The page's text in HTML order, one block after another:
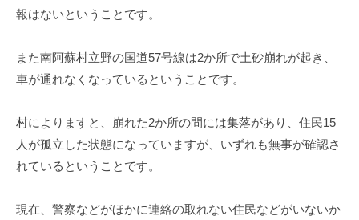
報はないということです。
また南阿蘇村立野の国道57号線は2か所で土砂崩れが起き、
車が通れなくなっているということです。
村によりますと、崩れた2か所の間には集落があり、住民15
人が孤立した状態になっていますが、いずれも無事が確認さ
れているということです。
現在、警察などがほかに連絡の取れない住民などがいないか